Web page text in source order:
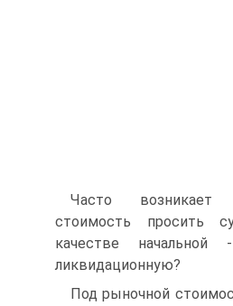
Часто
стоимость просить
качестве
ликвидационную?
Под рыночной